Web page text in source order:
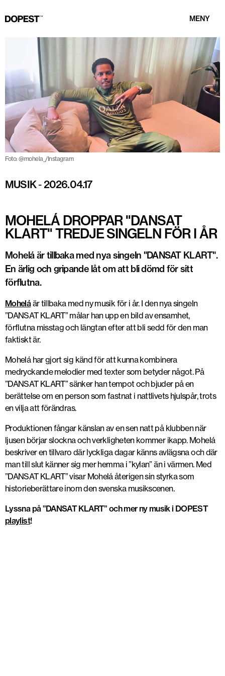
MENY
Foto: @mohela_/Instagram
MUSIK- 2026.04.17
MOHELÁ DROPPAR "DANSAT
KLART" TREDJE SINGELN FÖR I ÅR
Mohelá är tillbaka med nya singeln "DANSAT KLART".
En ärlig och gripande låt om att bli dömd för sitt
förflutna.
Moheláär tillbaka med ny musik för i år. I den nya singeln
”DANSAT KLART” målar han upp en bild av ensamhet,
förflutna misstag och längtan efter att bli sedd för den man
faktiskt är.
Mohelá har gjort sig känd för att kunna kombinera
medryckande melodier med texter som betyder något. På
”DANSAT KLART” sänker han tempot och bjuder på en
berättelse om en person som fastnat i nattlivets hjulspår, trots
en vilja att förändras.
Produktionen fångar känslan av en sen natt på klubben när
ljusen börjar slockna och verkligheten kommer ikapp. Mohelá
beskriver en tillvaro där lyckliga dagar känns avlägsna och där
man till slut känner sig mer hemma i ”kylan” än i värmen. Med
”DANSAT KLART” visar Mohelá återigen sin styrka som
historieberättare inom den svenska musikscenen.
Lyssna på ”DANSAT KLART” och mer ny musik i DOPEST
playlist!